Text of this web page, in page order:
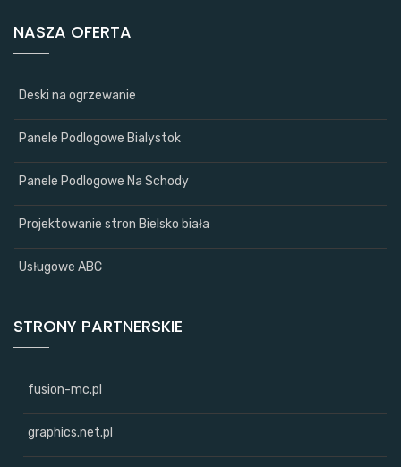
NASZA OFERTA
Deski na ogrzewanie
Panele Podlogowe Bialystok
Panele Podlogowe Na Schody
Projektowanie stron Bielsko biała
Usługowe ABC
STRONY PARTNERSKIE
fusion-mc.pl
graphics.net.pl